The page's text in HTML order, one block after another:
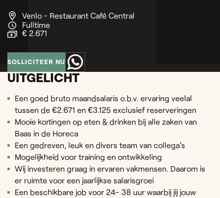
Venlo - Restaurant Café Central
Fulltime
€ 2.671
SOLLICITEER NU
UITGELICHT
Een goed bruto maandsalaris o.b.v. ervaring veelal
tussen de €2.671 en €3.125 exclusief reserveringen
Mooie kortingen op eten & drinken bij alle zaken van
Baas in de Horeca
Een gedreven, leuk en divers team van collega's
Mogelijkheid voor training en ontwikkeling
Wij investeren graag in ervaren vakmensen. Daarom is
er ruimte voor een jaarlijkse salarisgroei
Een beschikbare job voor 24- 38 uur waarbij jij jouw